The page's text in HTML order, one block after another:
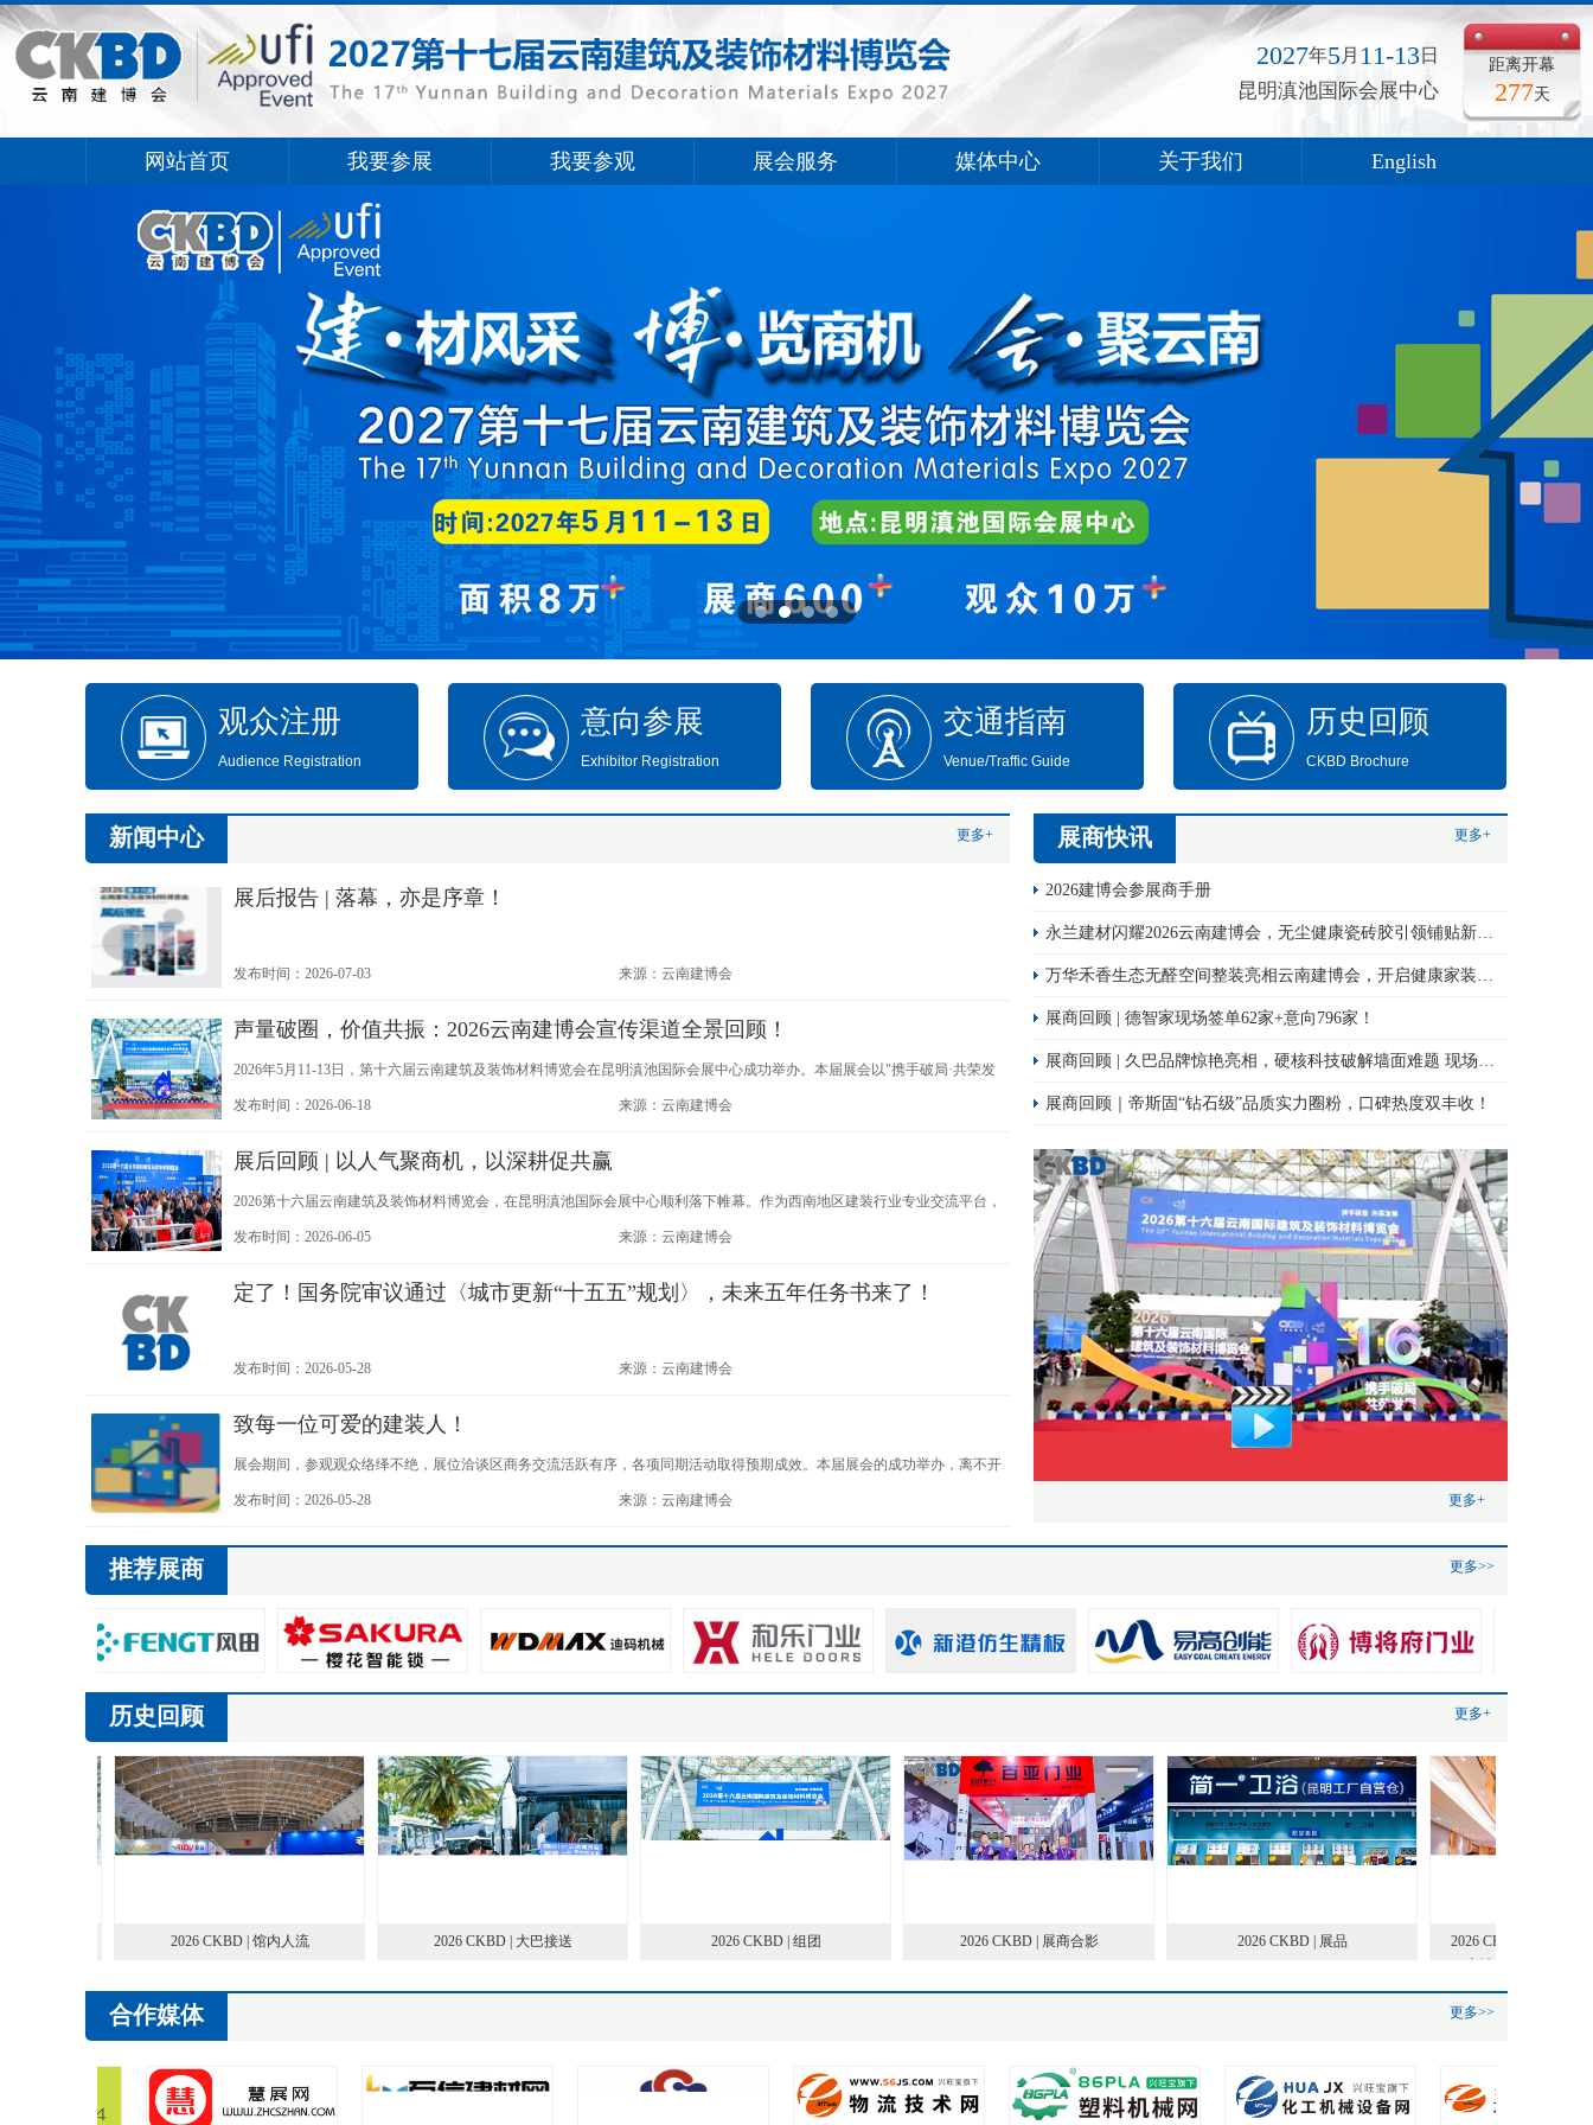
距离开幕
277天
2027年5月 11-13日
昆明滇池国际会展中心
网站首页 我要参展 我要参观 展会服务 媒体中心 关于我们 English
观众注册
Audience Registration
意向参展
Exhibitor Registration
交通指南
Venue/Traffic Guide
历史回顾
CKBD Brochure
新闻中心 更多+
展后报告 | 落幕，亦是序章！
发布时间：2026-07-03 来源：云南建博会
声量破圈，价值共振：2026云南建博会宣传渠道全景回顾！
2026年5月11-13日，第十六届云南建筑及装饰材料博览会在昆明滇池国际会展中心成功举办。本届展会以"携手破局·共荣发
展"为主题，展览规模5万平方米，汇聚1000余家品牌及85656名专业观众，一场西南建装盛会的传播叙事，就此展开。
发布时间：2026-06-18 来源：云南建博会
展后回顾 | 以人气聚商机，以深耕促共赢
2026第十六届云南建筑及装饰材料博览会，在昆明滇池国际会展中心顺利落下帷幕。作为西南地区建装行业专业交流平台，
本次展会吸引了大批行业从业者到场参与，以稳定的专业人流、高效的现场对接，圆满完成本次行业交流盛会。
发布时间：2026-06-05 来源：云南建博会
定了！国务院审议通过〈城市更新“十五五”规划〉，未来五年任务书来了！
发布时间：2026-05-28 来源：云南建博会
致每一位可爱的建装人！
展会期间，参观观众络绎不绝，展位洽谈区商务交流活跃有序，各项同期活动取得预期成效。本届展会的成功举办，离不开
各参方的鼎力支持与共同付出。
发布时间：2026-05-28 来源：云南建博会
展商快讯 更多+
2026建博会参展商手册
永兰建材闪耀2026云南建博会，无尘健康瓷砖胶引领铺贴新变革！
万华禾香生态无醛空间整装亮相云南建博会，开启健康家装新体验
展商回顾 | 德智家现场签单62家+意向796家！
展商回顾 | 久巴品牌惊艳亮相，硬核科技破解墙面难题 现场签约火爆！
展商回顾｜帝斯固“钻石级”品质实力圈粉，口碑热度双丰收！
更多+
推荐展商 更多>>
历史回顾 更多+
2026 CKBD | 馆内人流 2026 CKBD | 大巴接送 2026 CKBD | 组团 2026 CKBD | 展商合影 2026 CKBD | 展品
2026 CKBD | 绿色低碳
品技术研讨会
合作媒体 更多>>